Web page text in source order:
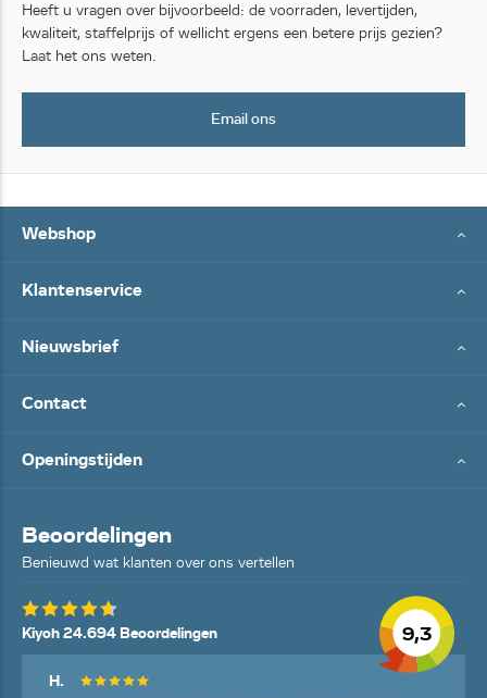
Heeft u vragen over bijvoorbeeld: de voorraden, levertijden,
kwaliteit, staffelprijs of wellicht ergens een betere prijs gezien?
Laat het ons weten.
Email ons
Webshop
Klantenservice
Nieuwsbrief
Contact
Openingstijden
Beoordelingen
Benieuwd wat klanten over ons vertellen
9,3
Kiyoh 24.694 Beoordelingen
H.